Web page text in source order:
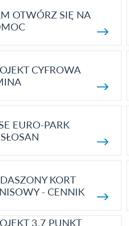
OTWÓRZ SIĘ NA
CYFROWA
EURO-PARK
KORT
- CENNIK
3.7 PUNKT